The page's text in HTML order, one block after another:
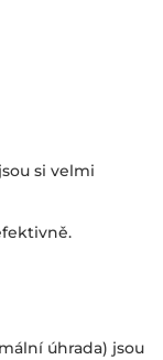
si velmi
úhrada) jsou